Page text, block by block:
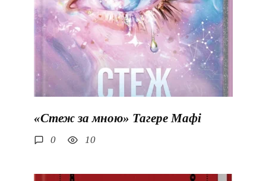
«Стеж за мною» Тагере Мафі
0 10